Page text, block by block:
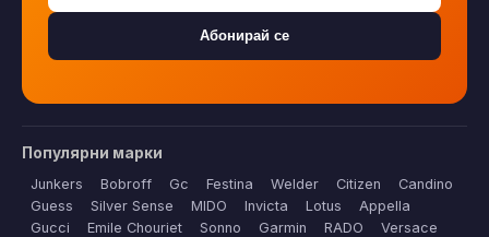
Абонирай се
Популярни марки
Junkers Bobroff Gc Festina Welder Citizen
Candino
Guess
Silver Sense MIDO Invicta Lotus
Appella
Gucci
Emile Chouriet Sonno Garmin RADO
Versace